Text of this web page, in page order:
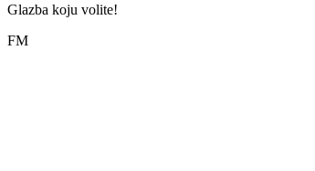
Glazba koju volite!
FM